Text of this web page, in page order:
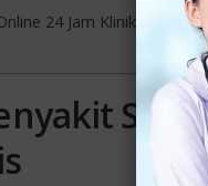
24 Jam Klinik Sifilis